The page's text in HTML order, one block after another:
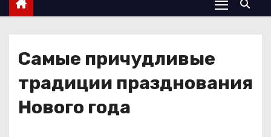
Самые причудливые
традиции празднования
Нового года